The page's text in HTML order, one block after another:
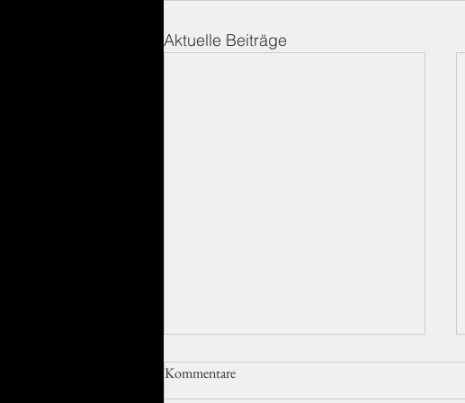
Aktuelle Beiträge
Kommentare